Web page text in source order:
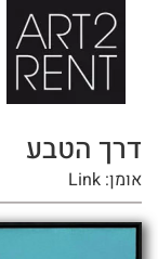
דרך הטבע
אומן: Link